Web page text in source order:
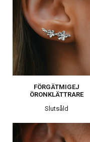
FÖRGÄTMIGEJ
ÖRONKLÄTTRARE
Slutsåld